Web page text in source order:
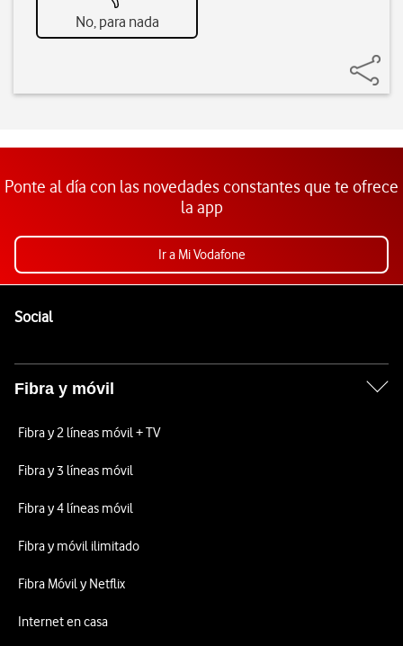
No, para nada
Ponte al día con las novedades constantes que te ofrece
la app
Ir a Mi Vodafone
SocialEnlaces a las redes sociales de Vodafone
Fibra y móvil
Fibra y 2 líneas móvil + TV
Fibra y 3 líneas móvil
Fibra y 4 líneas móvil
Fibra y móvil ilimitado
Fibra Móvil y Netflix
Internet en casa